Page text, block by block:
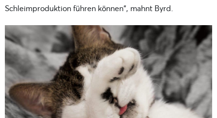
Schleimproduktion führen können“, mahnt Byrd.